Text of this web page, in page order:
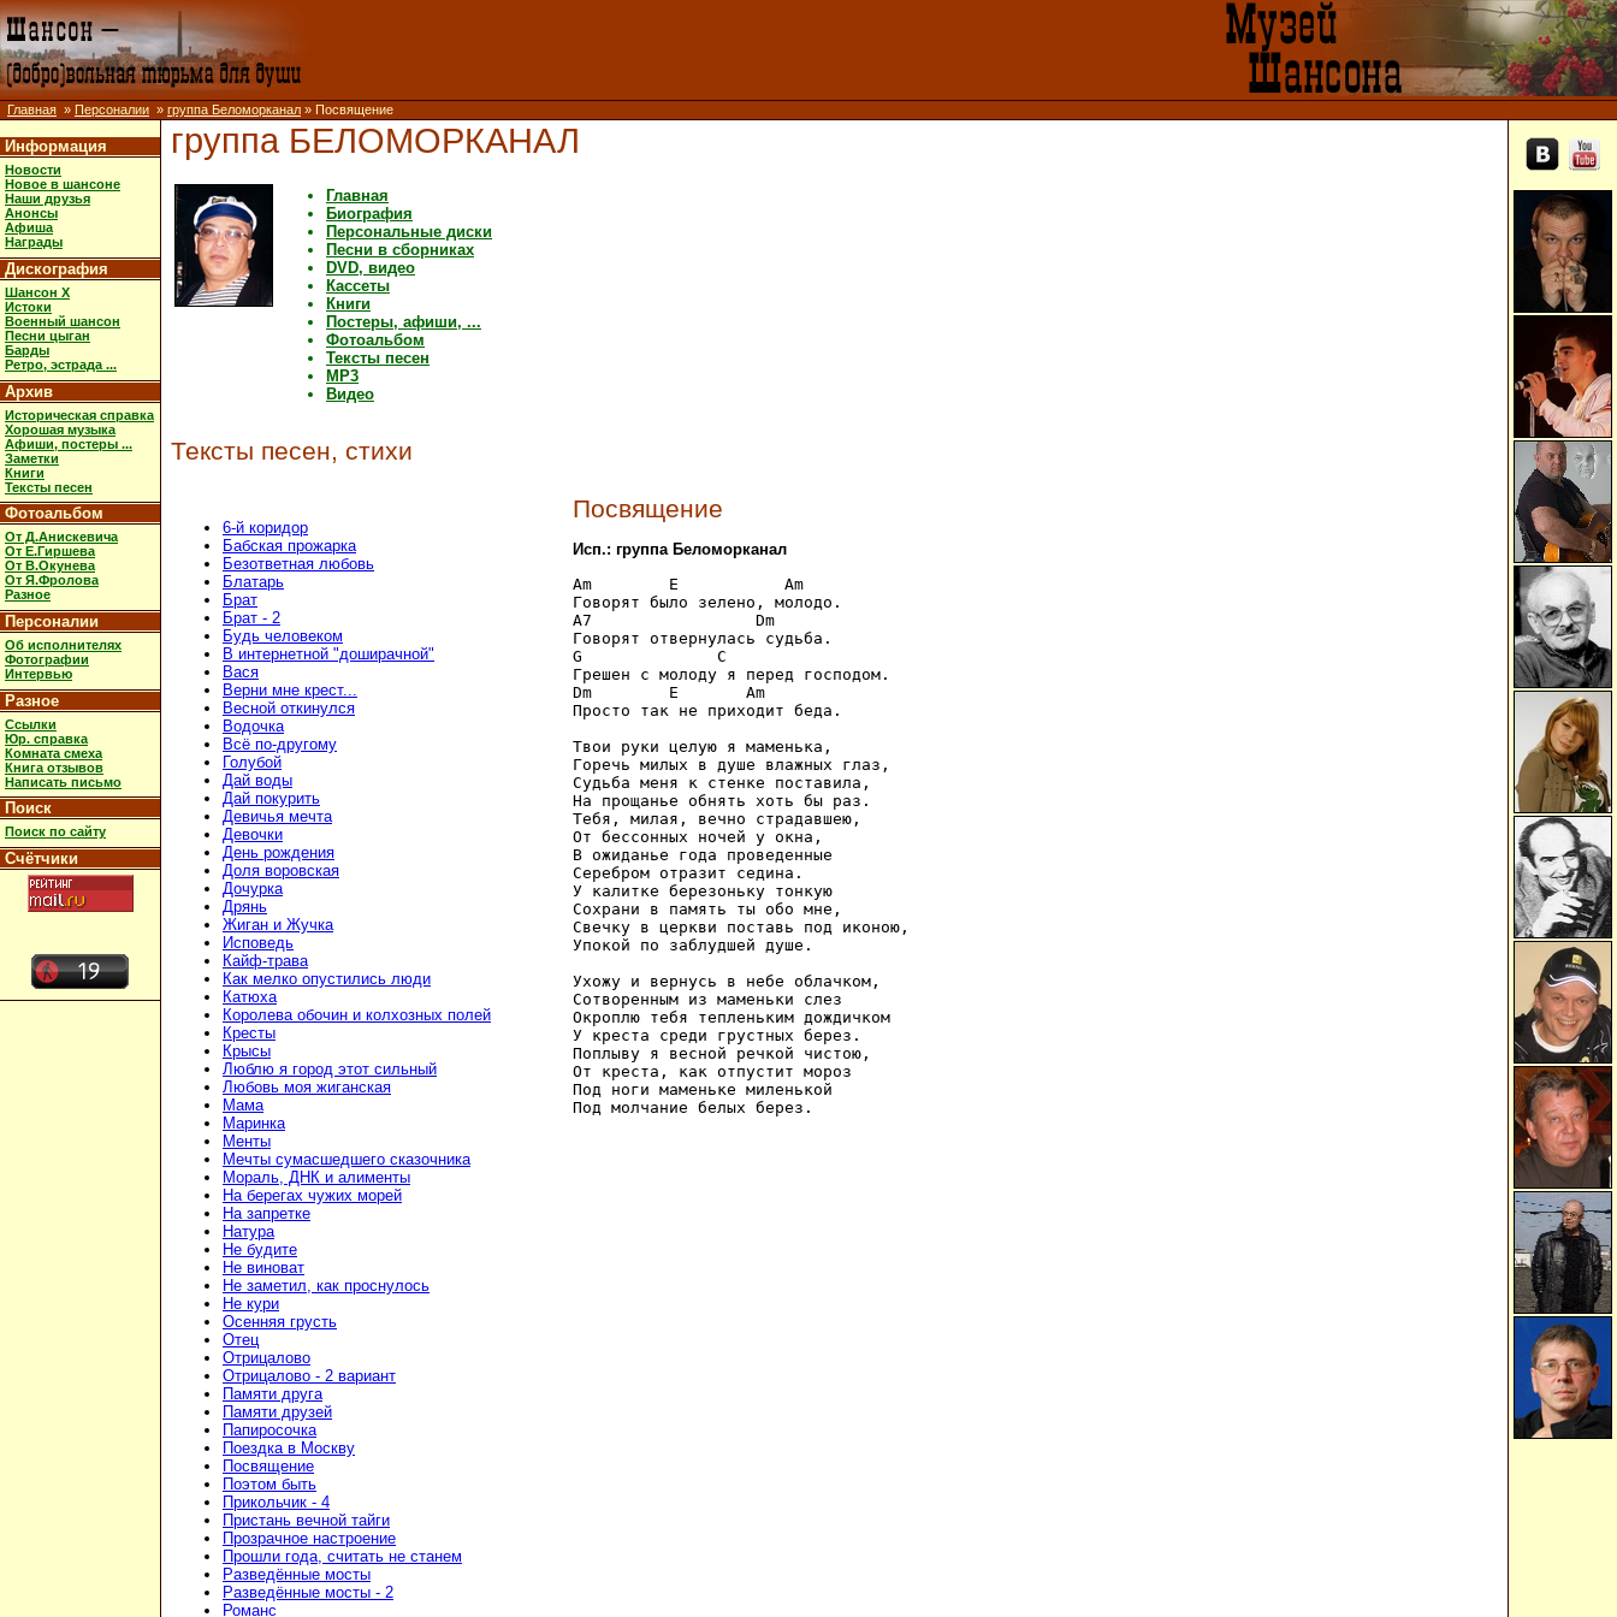
Главная » Персоналии » группа Беломорканал » Посвящение
Информация
Новости
Новое в шансоне
Наши друзья
Анонсы
Афиша
Награды
Дискография
Шансон X
Истоки
Военный шансон
Песни цыган
Барды
Ретро, эстрада ...
Архив
Историческая справка
Хорошая музыка
Афиши, постеры ...
Заметки
Книги
Тексты песен
Фотоальбом
От Д.Анискевича
От Е.Гиршева
От В.Окунева
От Я.Фролова
Разное
Персоналии
Об исполнителях
Фотографии
Интервью
Разное
Ссылки
Юр. справка
Комната смеха
Книга отзывов
Написать письмо
Поиск
Поиск по сайту
Счётчики
группа БЕЛОМОРКАНАЛ
Главная
Биография
Персональные диски
Песни в сборниках
DVD, видео
Кассеты
Книги
Постеры, афиши, ...
Фотоальбом
Тексты песен
MP3
Видео
Тексты песен, стихи
6-й коридор
Бабская прожарка
Безответная любовь
Блатарь
Брат
Брат - 2
Будь человеком
В интернетной "доширачной"
Вася
Верни мне крест...
Весной откинулся
Водочка
Всё по-другому
Голубой
Дай воды
Дай покурить
Девичья мечта
Девочки
День рождения
Доля воровская
Дочурка
Дрянь
Жиган и Жучка
Исповедь
Кайф-трава
Как мелко опустились люди
Катюха
Королева обочин и колхозных полей
Кресты
Крысы
Люблю я город этот сильный
Любовь моя жиганская
Мама
Маринка
Менты
Мечты сумасшедшего сказочника
Мораль, ДНК и алименты
На берегах чужих морей
На запретке
Натура
Не будите
Не виноват
Не заметил, как проснулось
Не кури
Осенняя грусть
Отец
Отрицалово
Отрицалово - 2 вариант
Памяти друга
Памяти друзей
Папиросочка
Поездка в Москву
Посвящение
Поэтом быть
Прикольчик - 4
Пристань вечной тайги
Прозрачное настроение
Прошли года, считать не станем
Разведённые мосты
Разведённые мосты - 2
Романс
Посвящение
Исп.: группа Беломорканал
Am        E           Am
Говорят было зелено, молодо.
A7                 Dm
Говорят отвернулась судьба.
G              C
Грешен с молоду я перед господом.
Dm        E       Am
Просто так не приходит беда.
Твои руки целую я маменька,
Горечь милых в душе влажных глаз,
Судьба меня к стенке поставила,
На прощанье обнять хоть бы раз.
Тебя, милая, вечно страдавшею,
От бессонных ночей у окна,
В ожиданье года проведенные
Серебром отразит седина.
У калитке березоньку тонкую
Сохрани в память ты обо мне,
Свечку в церкви поставь под иконою,
Упокой по заблудшей душе.
Ухожу и вернусь в небе облачком,
Сотворенным из маменьки слез
Окроплю тебя тепленьким дождичком
У креста среди грустных берез.
Поплыву я весной речкой чистою,
От креста, как отпустит мороз
Под ноги маменьке миленькой
Под молчание белых берез.